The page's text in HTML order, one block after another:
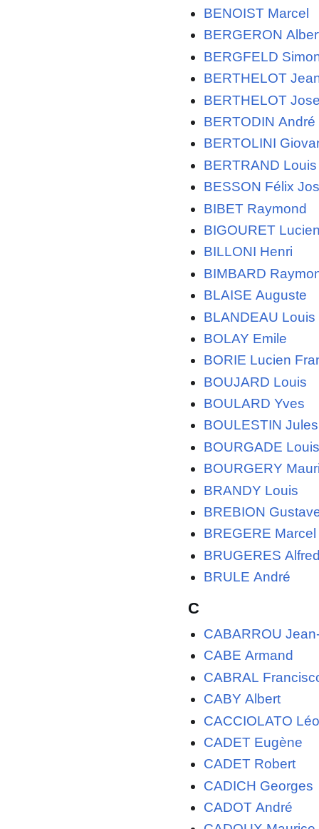
BENOIST Marcel
BERGERON
BERGFELD
BERTHELOT
BERTHELOT
BERTODIN André
BERTOLINI
BERTRAND
BESSON Félix
BIBET Raymond
BIGOURET
BILLONI Henri
BIMBARD
BLAISE Auguste
BLANDEAU Louis
BOLAY Emile
BORIE Lucien
BOUJARD Louis
BOULARD Yves
BOULESTIN Jules
BOURGADE
BOURGERY
BRANDY Louis
BREBION
BREGERE Marcel
BRUGERES
BRULE André
C
CABARROU
CABE Armand
CABRAL
CABY Albert
CACCIOLATO
CADET Eugène
CADET Robert
CADICH Georges
CADOT André